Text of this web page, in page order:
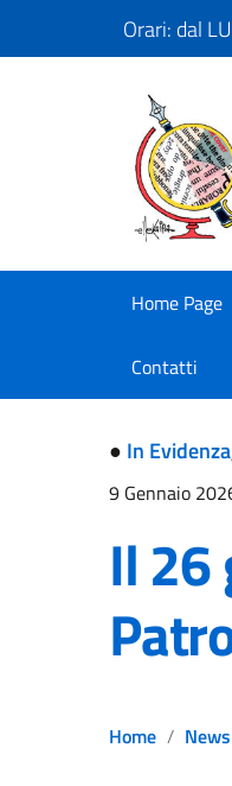
Orari: dal
Home Page
Contatti
● In Evidenza
9 Gennaio
Il 26
Home News